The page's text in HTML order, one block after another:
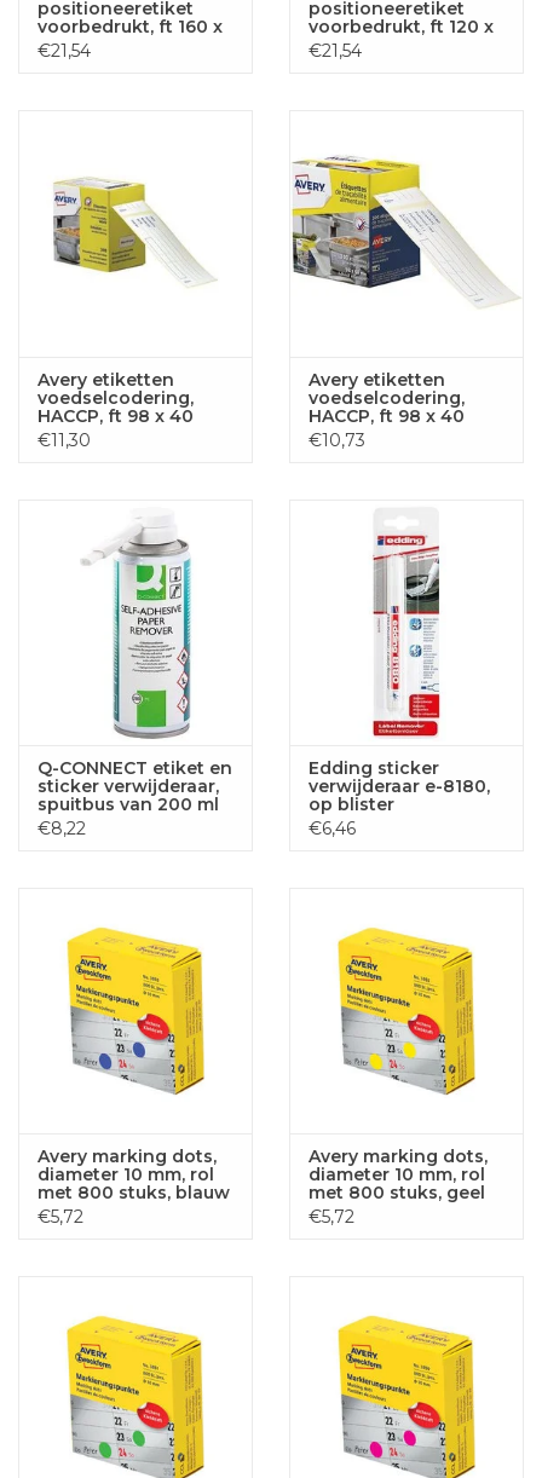
positioneeretiket
voorbedrukt, ft 160 x
120 mm, wit, pak van
10 etiketten
€21,54
positioneeretiket
voorbedrukt, ft 120 x
80 mm, wit, pak van
20 etiketten
€21,54
Avery etiketten
voedselcodering,
HACCP, ft 98 x 40
mm, dispenser van
300 afscheurbare
€11,30
Avery etiketten
voedselcodering,
HACCP, ft 98 x 40
mm, dispenser van
300 afscheurbare
€10,73
Q-CONNECT etiket en
sticker verwijderaar,
spuitbus van 200 ml
€8,22
Edding sticker
verwijderaar e-8180,
op blister
€6,46
Avery marking dots,
diameter 10 mm, rol
met 800 stuks, blauw
€5,72
Avery marking dots,
diameter 10 mm, rol
met 800 stuks, geel
€5,72